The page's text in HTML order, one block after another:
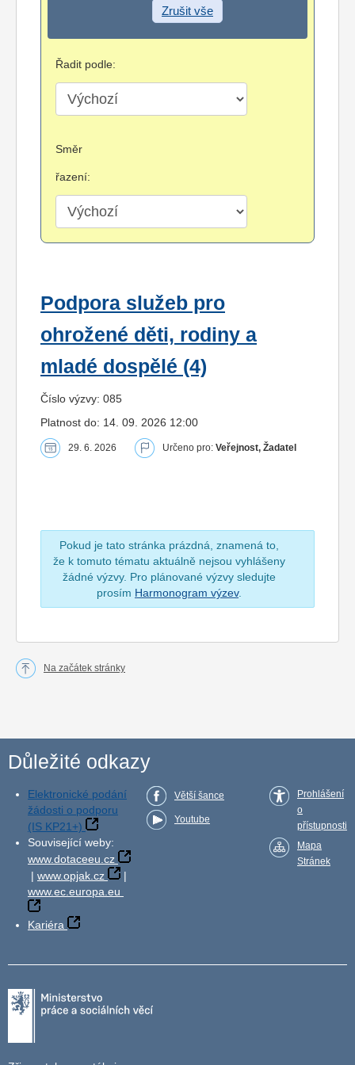
Zrušit vše
Řadit podle:
Směr
řazení:
Podpora služeb pro
ohrožené děti, rodiny a
mladé dospělé (4)
Číslo výzvy: 085
Platnost do: 14. 09. 2026 12:00
29. 6. 2026 Určeno pro: Veřejnost, Žadatel
Pokud je tato stránka prázdná, znamená to,
že k tomuto tématu aktuálně nejsou vyhlášeny
žádné výzvy. Pro plánované výzvy sledujte
prosím Harmonogram výzev.
Na začátek stránky
Důležité odkazy
Elektronické podání
žádosti o podporu
(IS KP21+)
Související weby:
www.dotaceeu.cz
| www.opjak.cz
|
www.ec.europa.eu
Kariéra
Větší šance
Youtube
Prohlášení
o
přístupnosti
Mapa
Stránek